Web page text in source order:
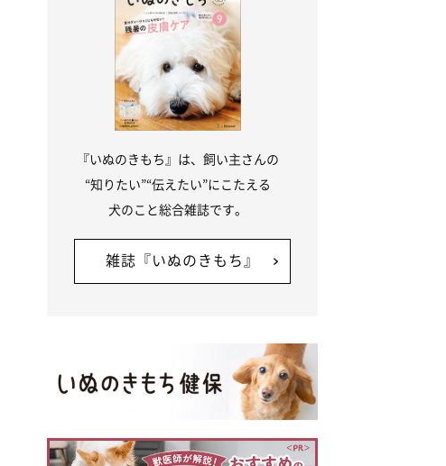
『いぬのきもち』は、飼い主さんの
“知りたい”“伝えたい”にこたえる
犬のこと総合雑誌です。
雑誌『いぬのきもち』